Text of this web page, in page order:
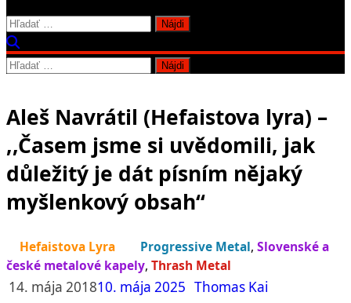
Hľadať:
Hľadať:
Aleš Navrátil (Hefaistova lyra) –
,,Časem jsme si uvědomili, jak
důležitý je dát písním nějaký
myšlenkový obsah“
Hefaistova Lyra Progressive Metal, Slovenské a
české metalové kapely, Thrash Metal
14. mája 201810. mája 2025 Thomas Kai